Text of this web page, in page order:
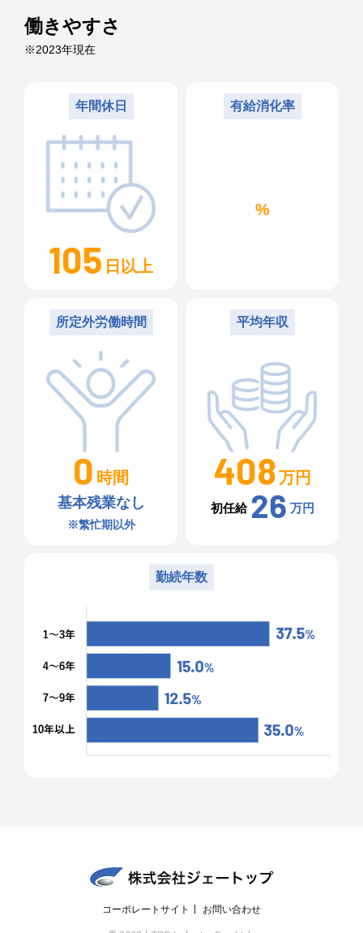
働きやすさ
※2023年現在
年間休日
105 日以上
所定外労働時間
0 時間
基本残業なし
※繁忙期以外
有給消化率
%
平均年収
408万円
初任給 26 万円
勤続年数
コーポレートサイト お問い合わせ